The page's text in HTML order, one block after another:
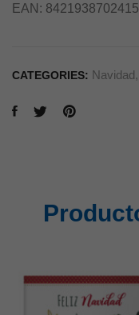
EAN: 8421938702415
CATEGORIES: Navidad,